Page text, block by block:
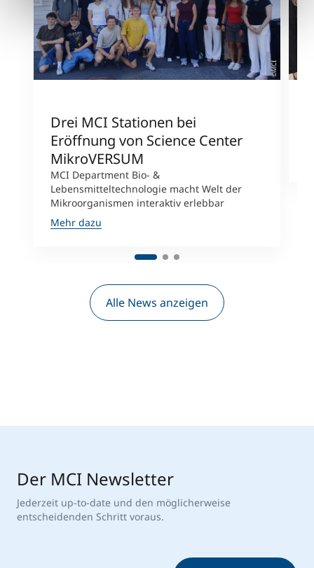
©MCI
Drei MCI Stationen bei
Eröffnung von Science Center
MikroVERSUM
MCI Department Bio- &
Lebensmitteltechnologie macht Welt der
Mikroorganismen interaktiv erlebbar
Mehr dazu
Alle News anzeigen
Der MCI Newsletter
Jederzeit up-to-date und den möglicherweise
entscheidenden Schritt voraus.